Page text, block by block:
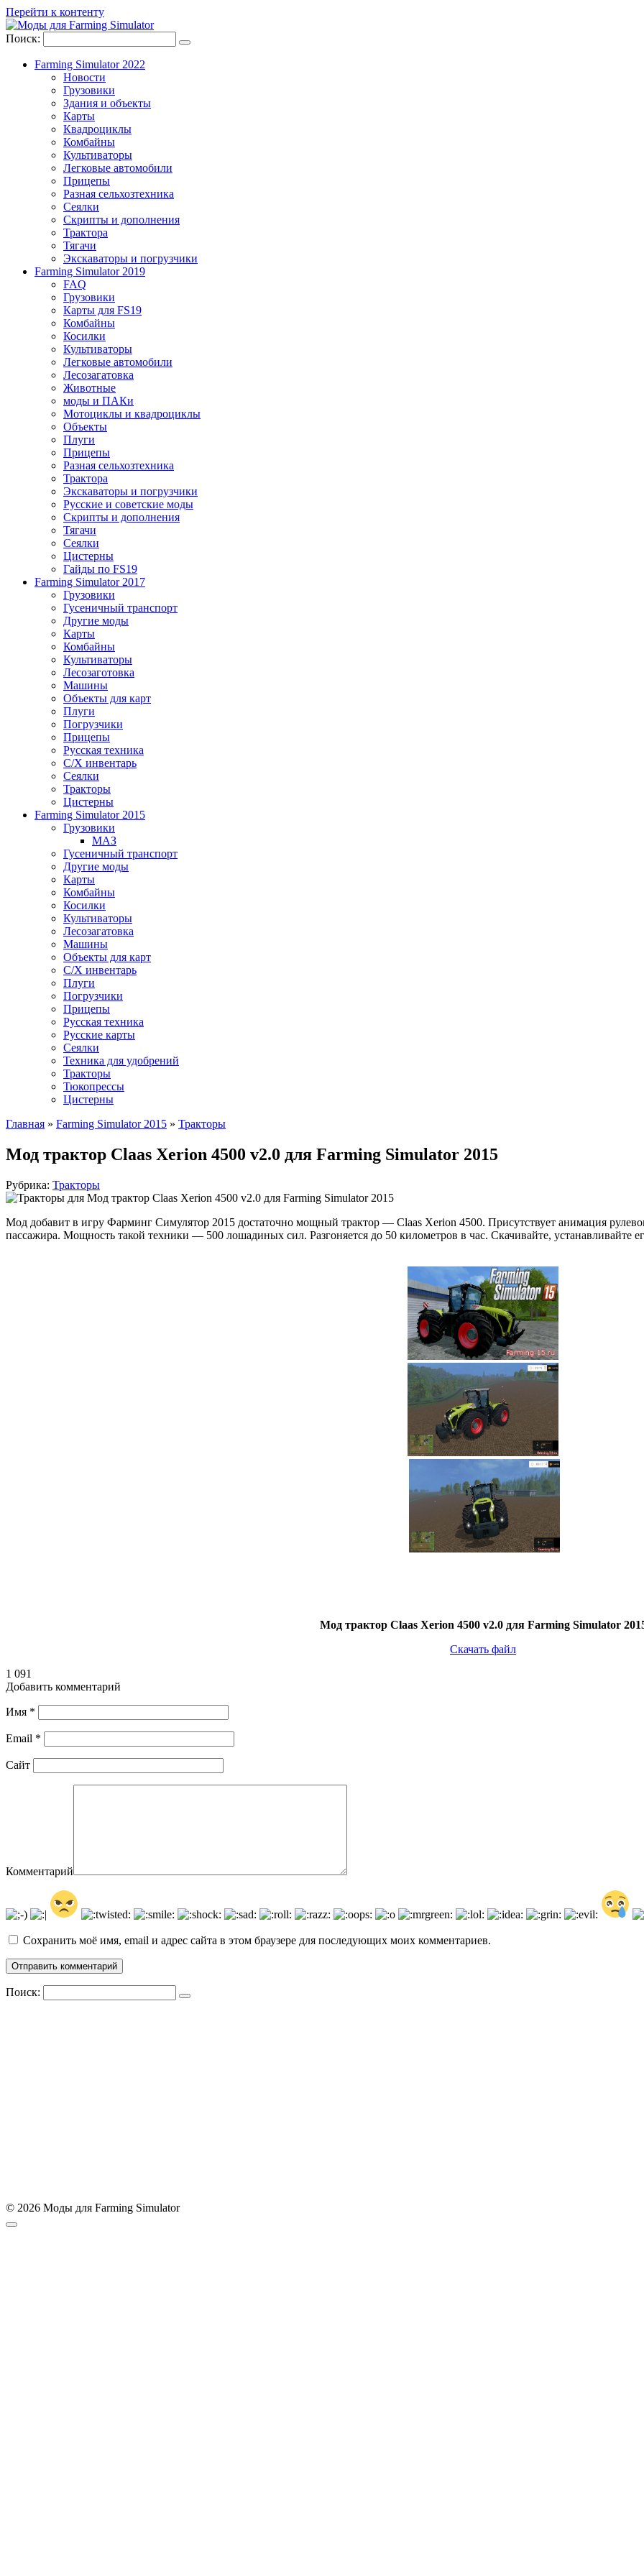
Перейти к контенту
Поиск:
Farming Simulator 2022
Новости
Грузовики
Здания и объекты
Карты
Квадроциклы
Комбайны
Культиваторы
Легковые автомобили
Прицепы
Разная сельхозтехника
Сеялки
Скрипты и дополнения
Трактора
Тягачи
Экскаваторы и погрузчики
Farming Simulator 2019
FAQ
Грузовики
Карты для FS19
Комбайны
Косилки
Культиваторы
Легковые автомобили
Лесозагатовка
Животные
моды и ПАКи
Мотоциклы и квадроциклы
Объекты
Плуги
Прицепы
Разная сельхозтехника
Трактора
Экскаваторы и погрузчики
Русские и советские моды
Скрипты и дополнения
Тягачи
Сеялки
Цистерны
Гайды по FS19
Farming Simulator 2017
Грузовики
Гусеничный транспорт
Другие моды
Карты
Комбайны
Культиваторы
Лесозаготовка
Машины
Объекты для карт
Плуги
Погрузчики
Прицепы
Русская техника
С/Х инвентарь
Сеялки
Тракторы
Цистерны
Farming Simulator 2015
Грузовики
МАЗ
Гусеничный транспорт
Другие моды
Карты
Комбайны
Косилки
Культиваторы
Лесозагатовка
Машины
Объекты для карт
С/Х инвентарь
Плуги
Погрузчики
Прицепы
Русская техника
Русские карты
Сеялки
Техника для удобрений
Тракторы
Тюкопрессы
Цистерны
Главная » Farming Simulator 2015 » Тракторы
Мод трактор Claas Xerion 4500 v2.0 для Farming Simulator 2015
Рубрика: Тракторы
Мод добавит в игру Фарминг Симулятор 2015 достаточно мощный трактор — Claas Xerion 4500. Присутствует анимация
пассажира. Мощность такой техники — 500 лошадиных сил. Разгоняется до 50 километров в час. Скачивайте, устанавливайте
Мод трактор Claas Xerion 4500 v2.0 для Farming Simulator
Скачать файл
1 091
Добавить комментарий
Имя *
Email *
Сайт
Комментарий
Сохранить моё имя, email и адрес сайта в этом браузере для последующих моих комментариев.
Поиск:
© 2026 Моды для Farming Simulator